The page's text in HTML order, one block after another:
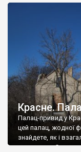
Красне.
Палац-привид у
цей палац, жодної
знайдете, як і
мешканець